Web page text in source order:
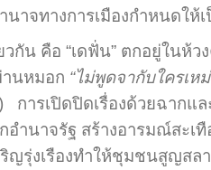
ำนาจทางการเมืองกำหนดใ
วกัน คือ “เดฟั่น” ตกอยู่ในห้
านหมอก “ไม่พูดจากับใครเห
ารเปิดปิดเรื่องด้วยฉากแล
ำนาจรัฐ สร้างอารมณ์สะเ
ริญรุ่งเรืองทำให้ชุมชนสูญส